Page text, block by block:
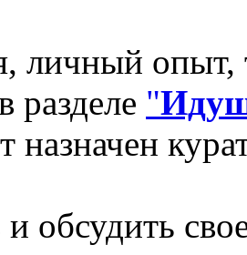
личный
разделе "
назначен
и обсудить